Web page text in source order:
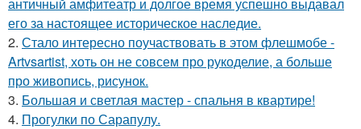
его за настоящее историческое наследие.
2. Стало интересно поучаствовать в этом флешмобе -
Artvsartist, хоть он не совсем про рукоделие, а больше
про живопись, рисунок.
3. Большая и светлая мастер - спальня в квартире!
4. Прогулки по Сарапулу.